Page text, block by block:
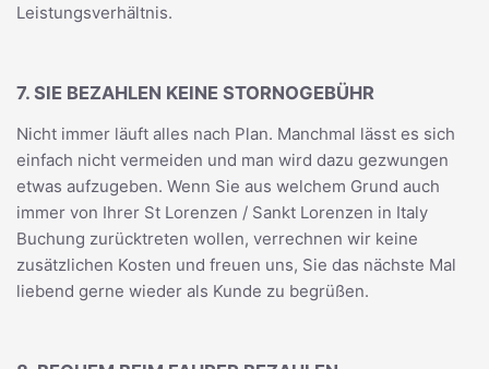
Leistungsverhältnis.
7. SIE BEZAHLEN KEINE STORNOGEBÜHR
Nicht immer läuft alles nach Plan. Manchmal lässt es sich
einfach nicht vermeiden und man wird dazu gezwungen
etwas aufzugeben. Wenn Sie aus welchem Grund auch
immer von Ihrer St Lorenzen / Sankt Lorenzen in Italy
Buchung zurücktreten wollen, verrechnen wir keine
zusätzlichen Kosten und freuen uns, Sie das nächste Mal
liebend gerne wieder als Kunde zu begrüßen.